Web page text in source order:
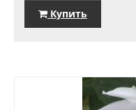
Купить